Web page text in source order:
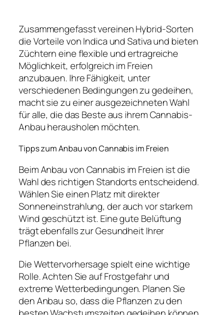
Zusammengefasst vereinen Hybrid-Sorten
die Vorteile von Indica und Sativa und bieten
Züchtern eine flexible und ertragreiche
Möglichkeit, erfolgreich im Freien
anzubauen. Ihre Fähigkeit, unter
verschiedenen Bedingungen zu gedeihen,
macht sie zu einer ausgezeichneten Wahl
für alle, die das Beste aus ihrem Cannabis-
Anbau herausholen möchten.
Tipps zum Anbau von Cannabis im Freien
Beim Anbau von Cannabis im Freien ist die
Wahl des richtigen Standorts entscheidend.
Wählen Sie einen Platz mit direkter
Sonneneinstrahlung, der auch vor starkem
Wind geschützt ist. Eine gute Belüftung
trägt ebenfalls zur Gesundheit Ihrer
Pflanzen bei.
Die Wettervorhersage spielt eine wichtige
Rolle. Achten Sie auf Frostgefahr und
extreme Wetterbedingungen. Planen Sie
den Anbau so, dass die Pflanzen zu den